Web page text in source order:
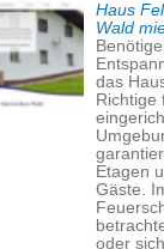
Haus
Wald
das
Richtige
Etagen
Gäste.
oder